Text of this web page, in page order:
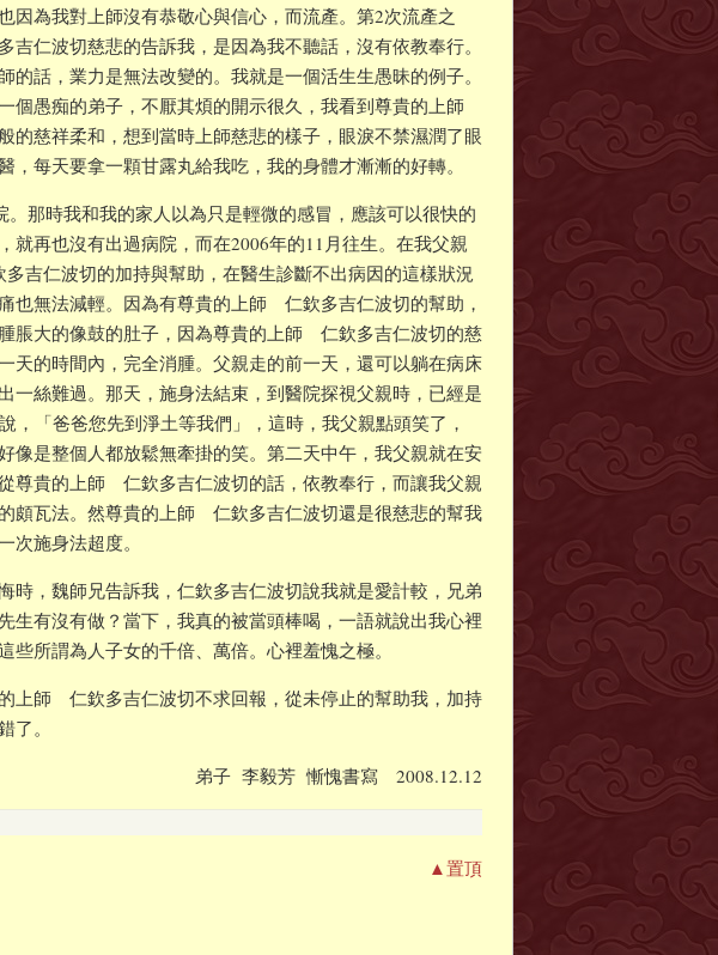
因為我對上師沒有恭敬心與信心，而流產。第2次流產之
仁波切慈悲的告訴我，是因為我不聽話，沒有依教奉行。
話，業力是無法改變的。我就是一個活生生愚昧的例子。
愚痴的弟子，不厭其煩的開示很久，我看到尊貴的上師
的慈祥柔和，想到當時上師慈悲的樣子，眼淚不禁濕潤了眼
每天要拿一顆甘露丸給我吃，我的身體才漸漸的好轉。
那時我和我的家人以為只是輕微的感冒，應該可以很快的
就再也沒有出過病院，而在2006年的11月往生。在我父親
吉仁波切的加持與幫助，在醫生診斷不出病因的這樣狀況
也無法減輕。因為有尊貴的上師 仁欽多吉仁波切的幫助，
脹大的像鼓的肚子，因為尊貴的上師 仁欽多吉仁波切的慈
天的時間內，完全消腫。父親走的前一天，還可以躺在病床
一絲難過。那天，施身法結束，到醫院探視父親時，已經是
，「爸爸您先到淨土等我們」，這時，我父親點頭笑了，
像是整個人都放鬆無牽掛的笑。第二天中午，我父親就在安
尊貴的上師 仁欽多吉仁波切的話，依教奉行，而讓我父親
頗瓦法。然尊貴的上師 仁欽多吉仁波切還是很慈悲的幫我
次施身法超度。
，魏師兄告訴我，仁欽多吉仁波切說我就是愛計較，兄弟
生有沒有做？當下，我真的被當頭棒喝，一語就說出我心裡
所謂為人子女的千倍、萬倍。心裡羞愧之極。
上師 仁欽多吉仁波切不求回報，從未停止的幫助我，加持
了。
弟子 李毅芳 慚愧書寫 2008.12.12
▲置頂